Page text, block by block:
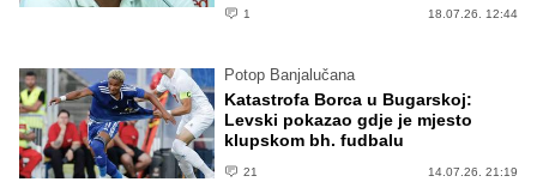
1 18.07.26. 12:44
Potop Banjalučana
Katastrofa Borca u Bugarskoj:
Levski pokazao gdje je mjesto
klupskom bh. fudbalu
21 14.07.26. 21:19